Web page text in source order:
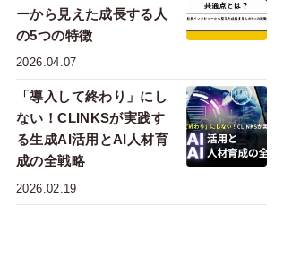
ーから見えた成長する人
の5つの特徴
2026.04.07
「導入して終わり」にし
ない！CLINKSが実践す
る生成AI活用とAI人材育
成の全戦略
2026.02.19